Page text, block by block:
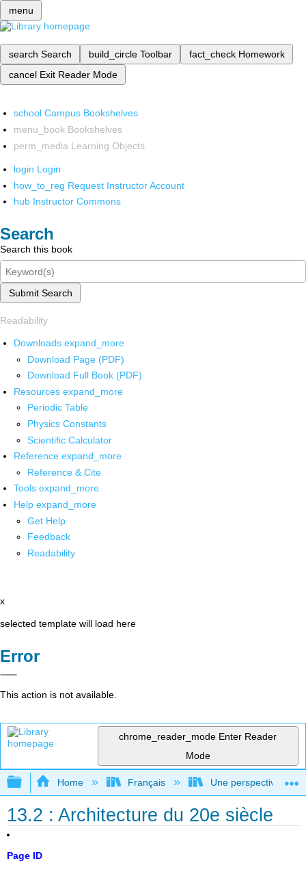
menu
search Search build_circle Toolbar fact_check Homework
cancel Exit Reader Mode
school Campus Bookshelves
menu_book Bookshelves
perm_media Learning Objects
login Login
how_to_reg Request Instructor Account
hub Instructor Commons
Search
Search this book
Submit Search
Readability
Downloads expand_more
Download Page (PDF)
Download Full Book (PDF)
Resources expand_more
Periodic Table
Physics Constants
Scientific Calculator
Reference expand_more
Reference & Cite
Tools expand_more
Help expand_more
Get Help
Feedback
Readability
x
selected template will load here
Error
This action is not available.
chrome_reader_mode Enter Reader
Mode
Expand/collapse global hierarchy
Home Français Une perspective
13.2 : Architecture du 20e siècle
Page ID